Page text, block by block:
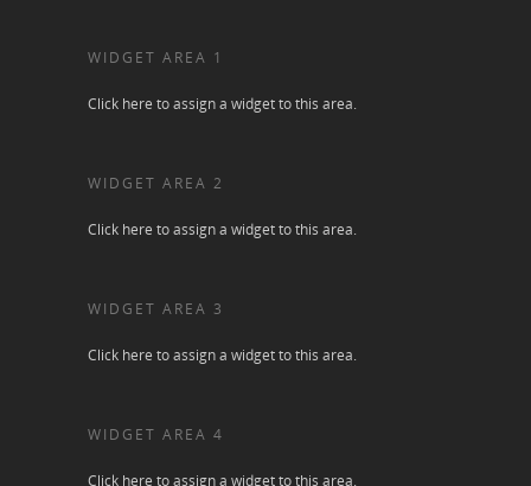
WIDGET AREA 1
Click here to assign a widget to this area.
WIDGET AREA 2
Click here to assign a widget to this area.
WIDGET AREA 3
Click here to assign a widget to this area.
WIDGET AREA 4
Click here to assign a widget to this area.